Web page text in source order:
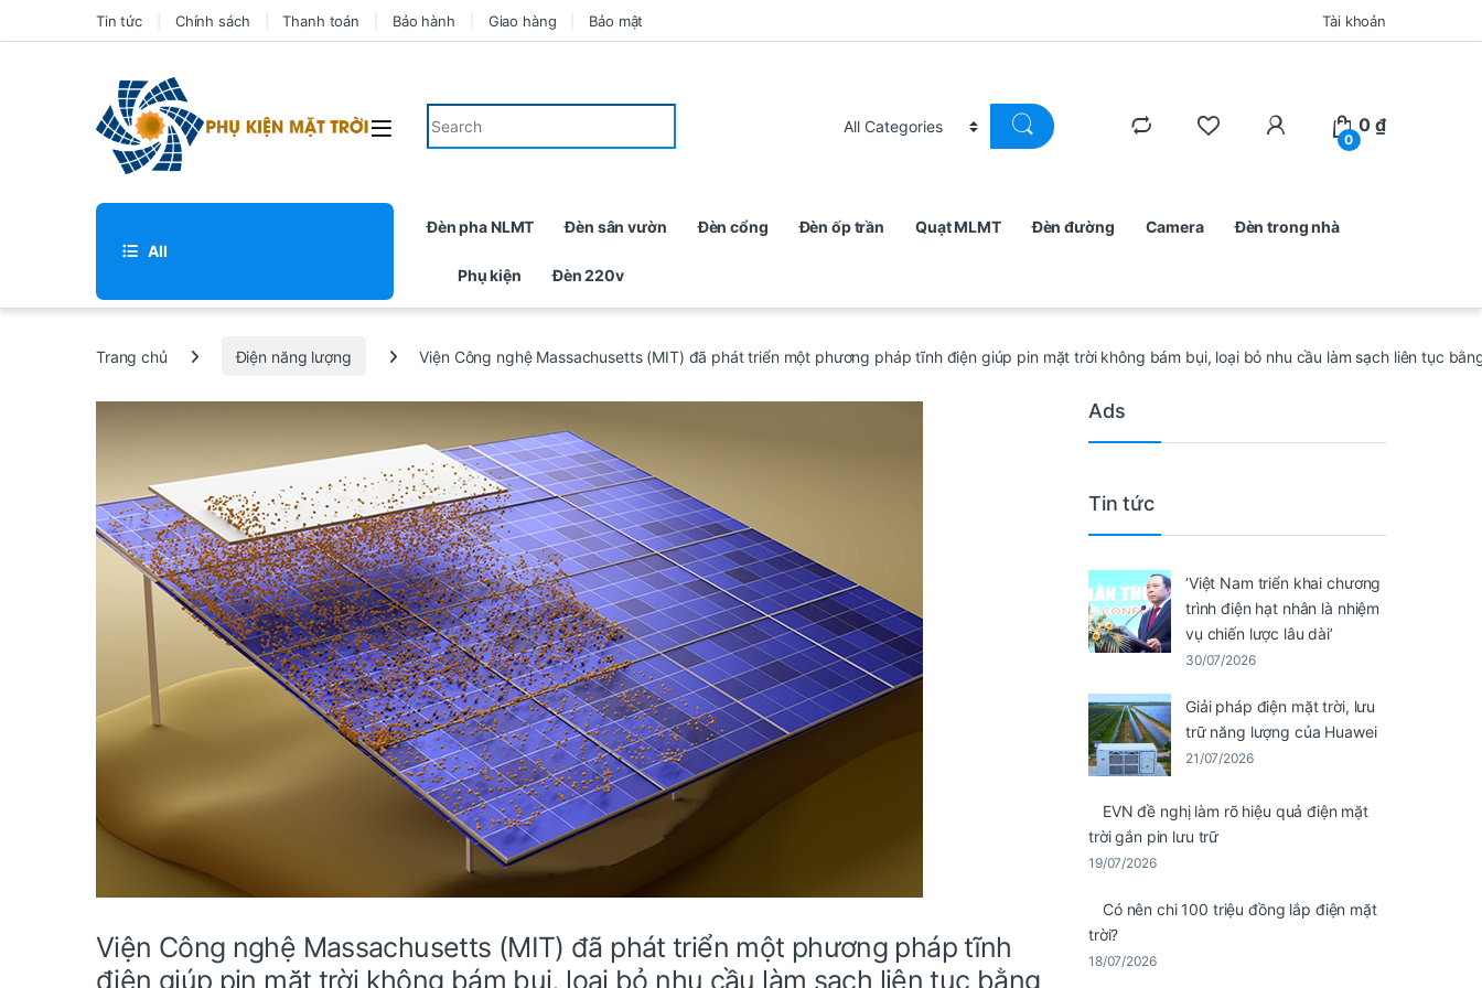
Tin tức Chính sách Thanh toán Bảo hành Giao hàng Bảo mật Tài khoản
0
0₫
All
Đèn pha NLMT Đèn sân vườn Đèn cổng Đèn ốp trần Quạt MLMT Đèn đường Camera Đèn trong nhà
Phụ kiện Đèn 220v
Trang chủ Điện năng lượng Viện Công nghệ Massachusetts (MIT) đã phát triển một phương pháp tĩnh điện giúp pin mặt trời không bám bụi, loại bỏ nhu cầu làm sạch liên tục
Viện Công nghệ Massachusetts (MIT) đã phát triển một phương pháp tĩnh
điện giúp pin mặt trời không bám bụi, loại bỏ nhu cầu làm sạch liên tục bằng
Ads
Tin tức
‘Việt Nam triển khai chương
trình điện hạt nhân là nhiệm
vụ chiến lược lâu dài’
30/07/2026
Giải pháp điện mặt trời, lưu
trữ năng lượng của Huawei
21/07/2026
EVN đề nghị làm rõ hiệu quả điện mặt
trời gắn pin lưu trữ
19/07/2026
Có nên chi 100 triệu đồng lắp điện mặt
trời?
18/07/2026